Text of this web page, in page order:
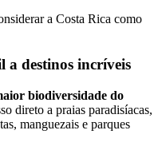
a Costa Rica como
a destinos incríveis
biodiversidade do
direto a praias paradisíacas,
manguezais e parques